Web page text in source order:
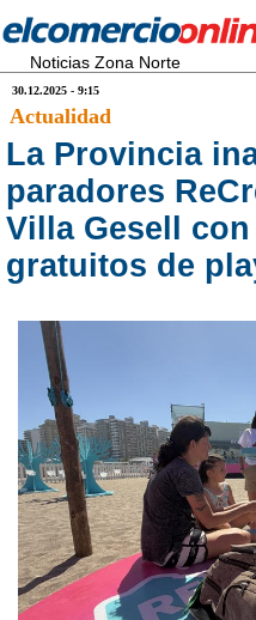
Noticias Zona Norte
30.12.2025 - 9:15
Actualidad
La Provincia
paradores
Villa Gesell
gratuitos de